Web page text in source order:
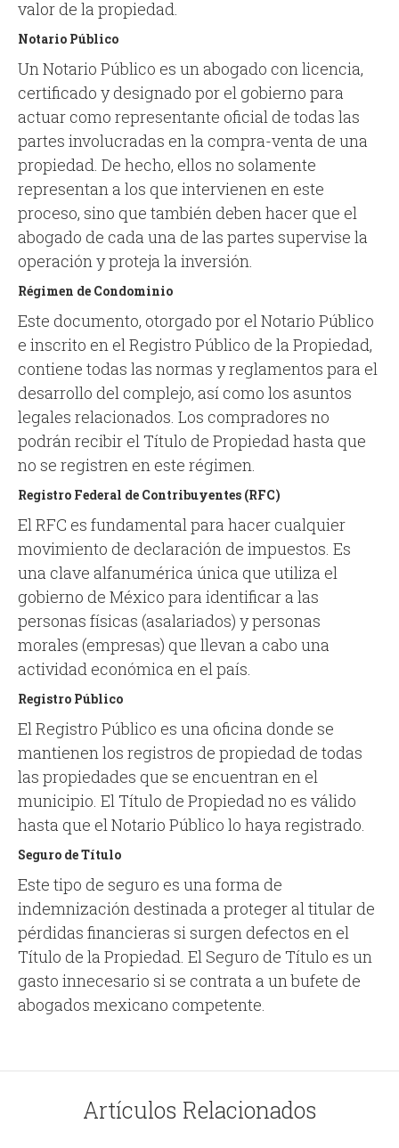
valor de la propiedad.
Notario Público
Un Notario Público es un abogado con licencia,
certificado y designado por el gobierno para
actuar como representante oficial de todas las
partes involucradas en la compra-venta de una
propiedad. De hecho, ellos no solamente
representan a los que intervienen en este
proceso, sino que también deben hacer que el
abogado de cada una de las partes supervise la
operación y proteja la inversión.
Régimen de Condominio
Este documento, otorgado por el Notario Público
e inscrito en el Registro Público de la Propiedad,
contiene todas las normas y reglamentos para el
desarrollo del complejo, así como los asuntos
legales relacionados. Los compradores no
podrán recibir el Título de Propiedad hasta que
no se registren en este régimen.
Registro Federal de Contribuyentes (RFC)
El RFC es fundamental para hacer cualquier
movimiento de declaración de impuestos. Es
una clave alfanumérica única que utiliza el
gobierno de México para identificar a las
personas físicas (asalariados) y personas
morales (empresas) que llevan a cabo una
actividad económica en el país.
Registro Público
El Registro Público es una oficina donde se
mantienen los registros de propiedad de todas
las propiedades que se encuentran en el
municipio. El Título de Propiedad no es válido
hasta que el Notario Público lo haya registrado.
Seguro de Título
Este tipo de seguro es una forma de
indemnización destinada a proteger al titular de
pérdidas financieras si surgen defectos en el
Título de la Propiedad. El Seguro de Título es un
gasto innecesario si se contrata a un bufete de
abogados mexicano competente.
Artículos Relacionados